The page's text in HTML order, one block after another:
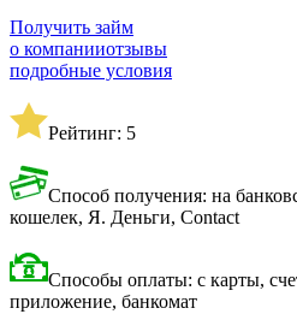
Получить займ
о компанииотзывы
подробные условия
Рейтинг: 5
Способ получения: на
кошелек, Я. Деньги, Contact
Способы оплаты: с карты,
приложение, банкомат